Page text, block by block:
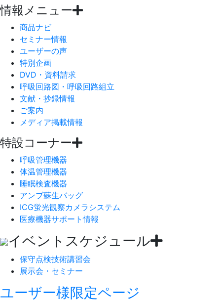
情報メニュー
商品ナビ
セミナー情報
ユーザーの声
特別企画
DVD・資料請求
呼吸回路図・呼吸回路組立
文献・抄録情報
ご案内
メディア掲載情報
特設コーナー
呼吸管理機器
体温管理機器
睡眠検査機器
アンブ蘇生バッグ
ICG蛍光観察カメラシステム
医療機器サポート情報
イベントスケジュール
保守点検技術講習会
展示会・セミナー
ユーザー様限定ページ